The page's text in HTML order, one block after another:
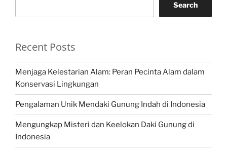
Search
Recent Posts
Menjaga Kelestarian Alam: Peran Pecinta Alam dalam
Konservasi Lingkungan
Pengalaman Unik Mendaki Gunung Indah di Indonesia
Mengungkap Misteri dan Keelokan Daki Gunung di
Indonesia